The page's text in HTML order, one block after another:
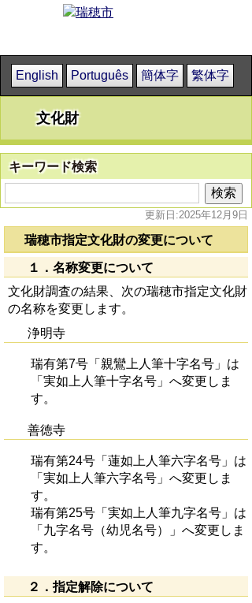
English Português 簡体字 繁体字
文化財
キーワード検索
更新日:2025年12月9日
瑞穂市指定文化財の変更について
１．名称変更について
文化財調査の結果、次の瑞穂市指定文化財
の名称を変更します。
浄明寺
瑞有第7号「親鸞上人筆十字名号」は
「実如上人筆十字名号」へ変更しま
す。
善徳寺
瑞有第24号「蓮如上人筆六字名号」は
「実如上人筆六字名号」へ変更しま
す。
瑞有第25号「実如上人筆九字名号」は
「九字名号（幼児名号）」へ変更しま
す。
２．指定解除について